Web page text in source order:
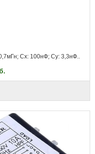
Cx: 100нФ; Cy: 3,3нФ..